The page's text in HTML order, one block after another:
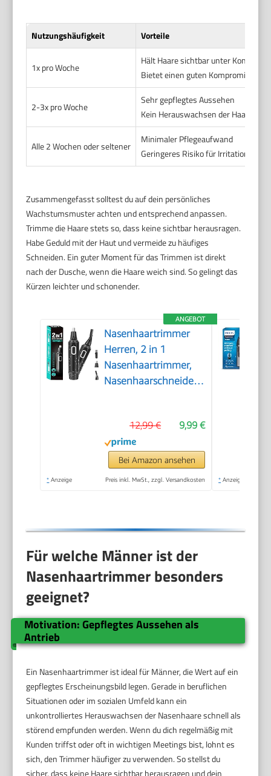
Nutzungshäufigkeit Vorteile
1x pro Woche
Hält Haare sichtbar unter Kontrolle
Bietet einen guten Kompromiss
2-3x pro Woche
Sehr gepflegtes Aussehen
Kein Herauswachsen der Haare
Alle 2 Wochen oder seltener
Minimaler Pflegeaufwand
Geringeres Risiko für Irritationen
Zusammengefasst solltest du auf dein persönliches
Wachstumsmuster achten und entsprechend anpassen.
Trimme die Haare stets so, dass keine sichtbar herausragen.
Habe Geduld mit der Haut und vermeide zu häufiges
Schneiden. Ein guter Moment für das Trimmen ist direkt
nach der Dusche, wenn die Haare weich sind. So gelingt das
Kürzen leichter und schonender.
ANGEBOT
Nasenhaartrimmer
Herren, 2 in 1
Nasenhaartrimmer,
Nasenhaarschneider,
Lippenhaare
Schmerzloser
Epilierer, IPX7
Waschbarer
9,99 €
12,99 €
Bei Amazon ansehen
* Anzeige Preis inkl. MwSt., zzgl. Versandkosten * Anzeige
Für welche Männer ist der
Nasenhaartrimmer besonders
geeignet?
Motivation: Gepflegtes Aussehen als
Antrieb
Ein Nasenhaartrimmer ist ideal für Männer, die Wert auf ein
gepflegtes Erscheinungsbild legen. Gerade in beruflichen
Situationen oder im sozialen Umfeld kann ein
unkontrolliertes Herauswachsen der Nasenhaare schnell als
störend empfunden werden. Wenn du dich regelmäßig mit
Kunden triffst oder oft in wichtigen Meetings bist, lohnt es
sich, den Trimmer häufiger zu verwenden. So stellst du